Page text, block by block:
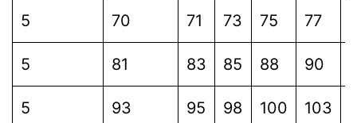
5 70 71 73 75 77
5 81 83 85 88 90
5 93 95 98 100 103